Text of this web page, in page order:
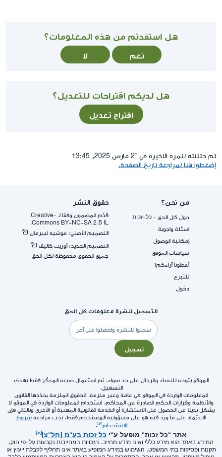
هل استفدتم من هذه المعلومات؟
نعم لا
هل لديكم اقتراحات للتعديل؟
اقتراح تعديل
تم حتلنته للمرة الاخيرة في ־2 مارس 2025, 13:45
إضغطوا هنا لمراجعة تاريخ الصفحة.
من نحن؟
حول كل الحق - כל-זכות
اسئلة واجوبة
إمكانية الوصول
سياسات الموقع
أعطونا آراءكم!
للتبرع
دخول
حقوق النشر
قُدِّم المضمون وفقا لـ -Creative
Commons BY-NC-SA 2.5 IL.
التصميم الأصلي: موشيه ليبرمان
التصميم الجديد: أوريت كاليڤ
جميع الحقوق محفوظة لكل الحق
التسجيل لنشرة معلومات كل الحق
البريد
الإلكتروني
تسجيل
الموقع يتوجه للنساء والرجال على حد سواء. تم استعمال صيغة المذكّر فقط بهدف
التسهيل.
المعلومات الواردة في الموقع هي عامة وغير ملزمة. الحقوق الملزمة يحدّدها القانون
والأنظمة وقرارات الحكم الصادرة عن المحاكم. استخدام المعلومات الواردة في الموقع لا
يشكل بديلا عن الحصول على الاستشارة أو الخدمة القانونية المهنية أو الأخرى وبالتالي فإن
الاعتماد على ما ورد فيه هو على مسؤولية المستخدم فقط. يجب مراجعة شروط
الاستخدام
.
אתר "כל זכות" מופעל ע"י כל זכות בע"מ (חל"צ)
המידע באתר הוא מידע כללי ואינו מידע מחייב. הזכויות המחייבות נקבעות על-פי חוק,
תקנות ופסיקות בתי המשפט. השימוש במידע המופיע באתר אינו תחליף לקבלת ייעוץ או